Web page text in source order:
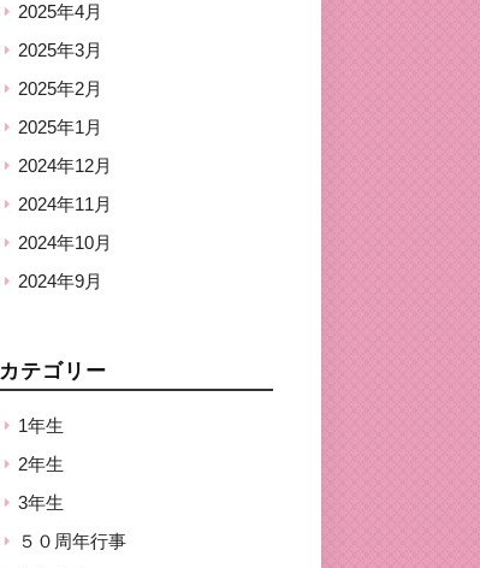
2025年4月
2025年3月
2025年2月
2025年1月
2024年12月
2024年11月
2024年10月
2024年9月
カテゴリー
1年生
2年生
3年生
５０周年行事